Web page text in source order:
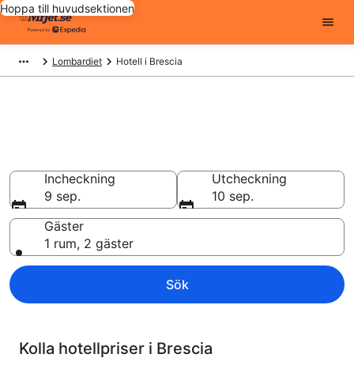
Hoppa till huvudsektionen
Lombardiet Hotell i Brescia
Incheckning
9 sep.
Utcheckning
10 sep.
Gäster
1 rum, 2 gäster
Sök
Kolla hotellpriser i Brescia